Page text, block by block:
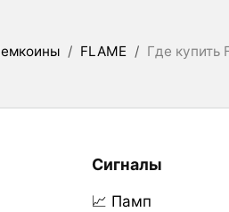
/ FLAME / Где купить
Сигналы
📈 Памп